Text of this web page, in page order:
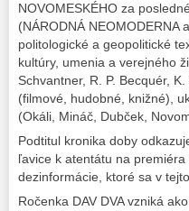
NOVOMESKÉHO za
(NÁRODNÁ NEOMODERNA
politologické a geopolitické
kultúry, umenia a verejného
Schvantner, R. P. Becquér,
(filmové, hudobné, knižné),
(Okáli, Mináč, Dubček,
Podtitul kronika doby
ľavice k atentátu na
dezinformácie, ktoré sa v
Ročenka DAV DVA vzniká